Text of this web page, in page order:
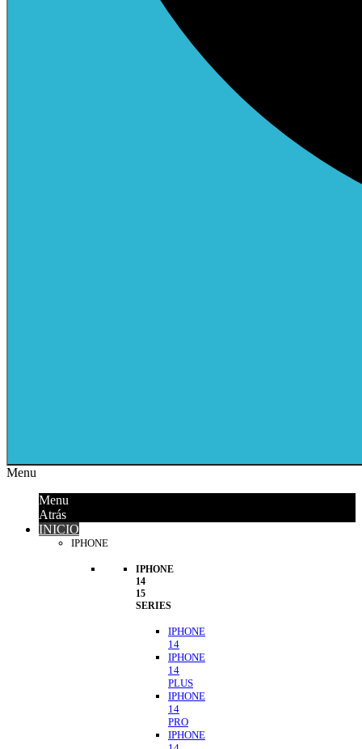
Menu
Menu
Atrás
INICIO
IPHONE
IPHONE
14
15
SERIES
IPHONE
14
IPHONE
14
PLUS
IPHONE
14
PRO
IPHONE